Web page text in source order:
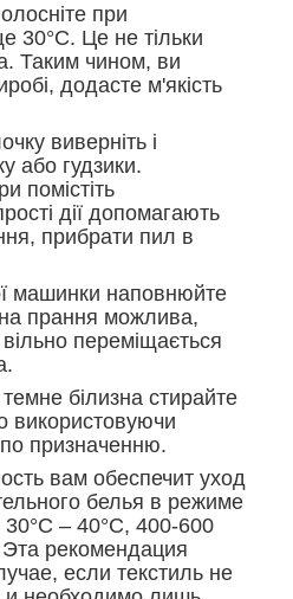
при
30°С. Це не тільки
Таким чином, ви
додасте м'якість
виверніть і
або гудзики.
помістіть
дії допомагають
прибрати пил в
машинки наповнюйте
прання можлива,
переміщається
білизна стирайте
використовуючи
призначенню.
вам обеспечит уход
белья в режиме
30°С – 40°С, 400-600
рекомендация
если текстиль не